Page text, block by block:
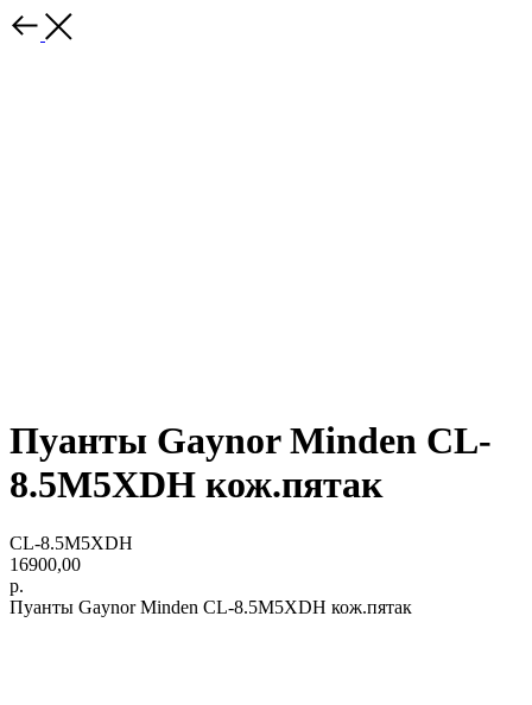
Пуанты Gaynor Minden CL-
8.5M5XDH кож.пятак
CL-8.5M5XDH
16900,00
р.
Пуанты Gaynor Minden CL-8.5M5XDH кож.пятак